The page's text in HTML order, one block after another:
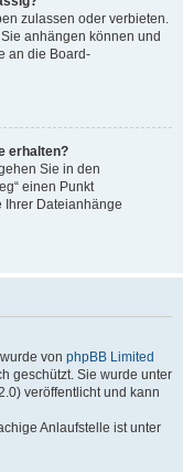
zulassen oder verbieten.
anhängen können und
an die Board-
erhalten?
Sie in den
einen Punkt
Ihrer Dateianhänge
von phpBB Limited
geschützt. Sie wurde unter
veröffentlicht und kann
Anlaufstelle ist unter